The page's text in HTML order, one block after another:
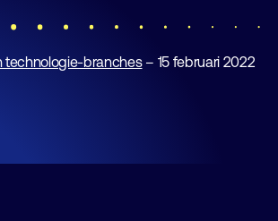
technologie-branches– 15 februari 2022